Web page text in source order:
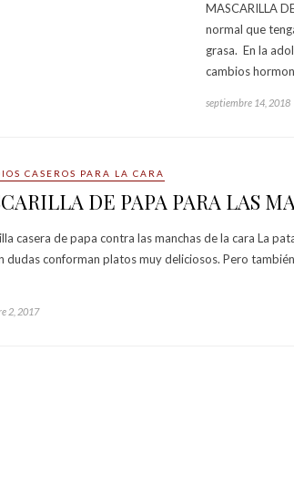
MASCARILLA
normal que
grasa. En la
cambios
septiembre 14, 2018
CASEROS PARA LA CARA
DE PAPA PARA LAS
casera de papa contra las manchas de la cara La
dudas conforman platos muy deliciosos. Pero
2, 2017